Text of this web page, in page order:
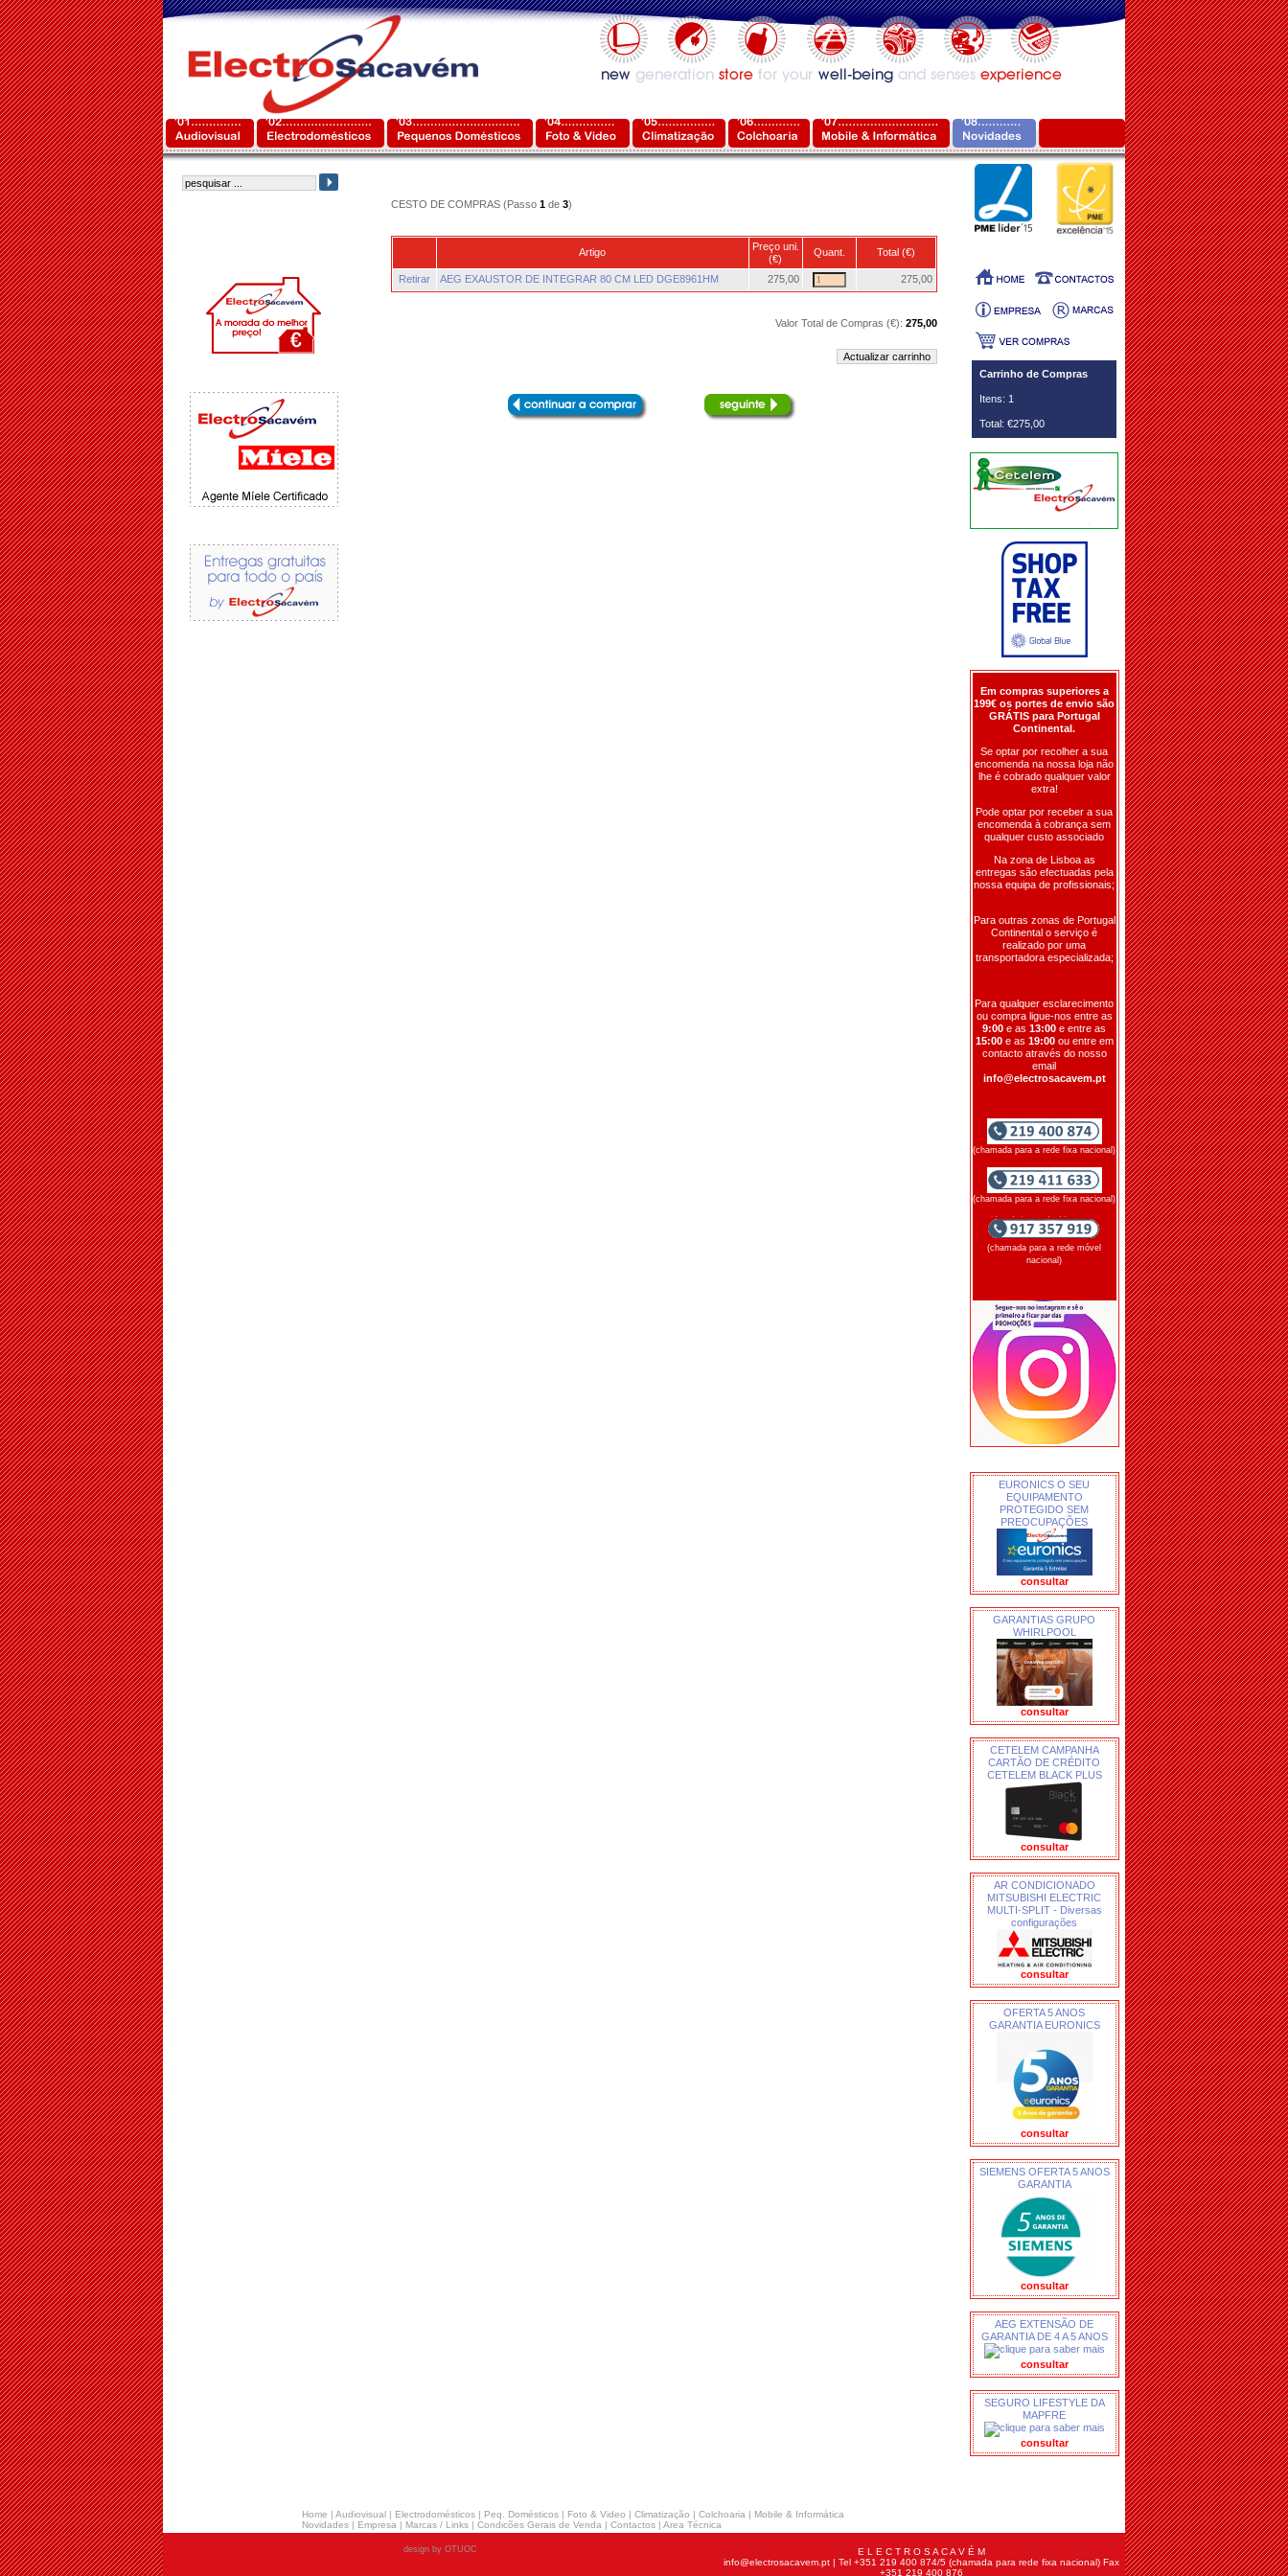
CESTO DE COMPRAS (Passo 1de 3)
Artigo
Preço uni.
(€)
Quant. Total (€)
Retirar AEG EXAUSTOR DE INTEGRAR 80 CM LED DGE8961HM 275,00 275,00
Valor Total de Compras (€): 275,00
Actualizar carrinho
Carrinho de Compras
Itens: 1
Total: €275,00
Em compras superiores a
199€ os portes de envio são
GRÁTIS para Portugal
Continental.
Se optar por recolher a sua
encomenda na nossa loja não
lhe é cobrado qualquer valor
extra!
Pode optar por receber a sua
encomenda à cobrança sem
qualquer custo associado
Na zona de Lisboa as
entregas são efectuadas pela
nossa equipa de profissionais;
Para outras zonas de Portugal
Continental o serviço é
realizado por uma
transportadora especializada;
Para qualquer esclarecimento
ou compra ligue-nos entre as
9:00 e as 13:00 e entre as
15:00e as 19:00 ou entre em
contacto através do nosso
email
info@electrosacavem.pt
(chamada para a rede fixa nacional)
(chamada para a rede fixa nacional)
(chamada para a rede móvel
nacional)
EURONICS O SEU
EQUIPAMENTO
PROTEGIDO SEM
PREOCUPAÇÕES
consultar
GARANTIAS GRUPO
WHIRLPOOL
consultar
CETELEM CAMPANHA
CARTÃO DE CRÉDITO
CETELEM BLACK PLUS
consultar
AR CONDICIONADO
MITSUBISHI ELECTRIC
MULTI-SPLIT - Diversas
configurações
consultar
OFERTA 5 ANOS
GARANTIA EURONICS
consultar
SIEMENS OFERTA 5 ANOS
GARANTIA
consultar
AEG EXTENSÃO DE
GARANTIA DE 4 A 5 ANOS
consultar
SEGURO LIFESTYLE DA
MAPFRE
consultar
Home | Audiovisual | Electrodomésticos | Peq. Domésticos | Foto & Video | Climatização | Colchoaria | Mobile & Informática
Novidades | Empresa | Marcas / Links | Condicões Gerais de Venda | Contactos | Area Técnica
design by OTUOC
E L E C T R O S A C A V É M
info@electrosacavem.pt | Tel +351 219 400 874/5 (chamada para rede fixa nacional) Fax
+351 219 400 876